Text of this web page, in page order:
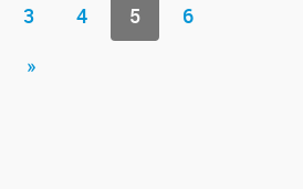
3 4 5
6
»